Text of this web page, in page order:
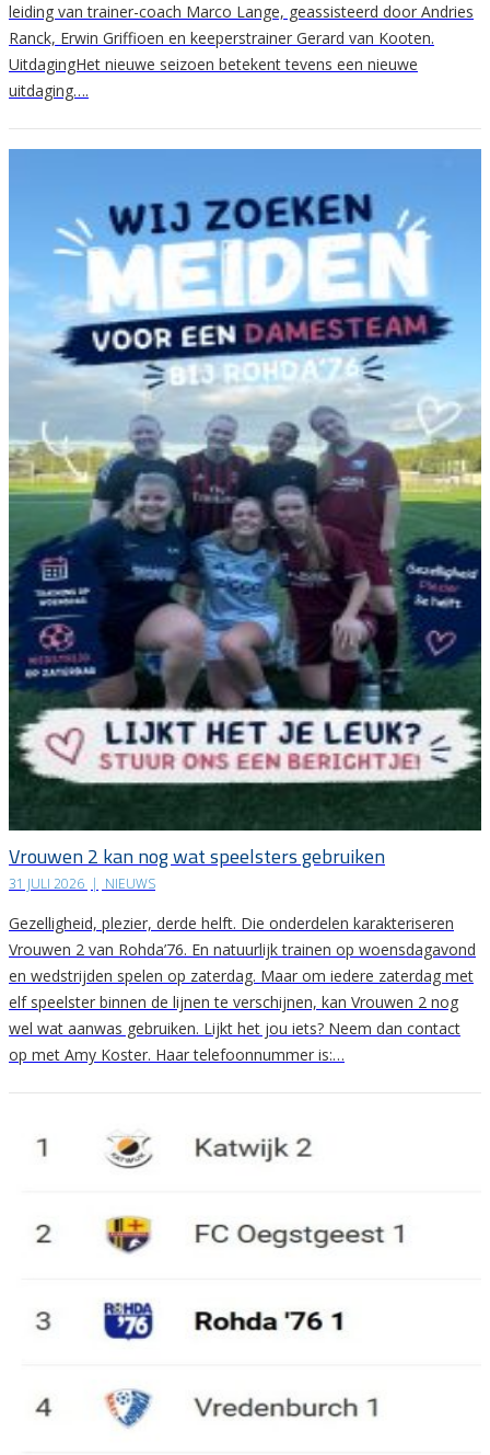
leiding van trainer-coach Marco Lange, geassisteerd door Andries
Ranck, Erwin Griffioen en keeperstrainer Gerard van Kooten.
UitdagingHet nieuwe seizoen betekent tevens een nieuwe
uitdaging….
Vrouwen 2 kan nog wat speelsters gebruiken
31 JULI 2026 | NIEUWS
Gezelligheid, plezier, derde helft. Die onderdelen karakteriseren
Vrouwen 2 van Rohda’76. En natuurlijk trainen op woensdagavond
en wedstrijden spelen op zaterdag. Maar om iedere zaterdag met
elf speelster binnen de lijnen te verschijnen, kan Vrouwen 2 nog
wel wat aanwas gebruiken. Lijkt het jou iets? Neem dan contact
op met Amy Koster. Haar telefoonnummer is:…